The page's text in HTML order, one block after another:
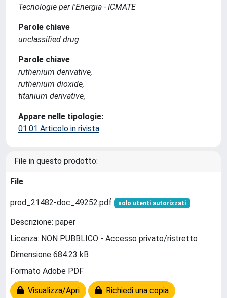
Tecnologie per l'Energia - ICMATE
Parole chiave
unclassified drug
Parole chiave
ruthenium derivative,
ruthenium dioxide,
titanium derivative,
Appare nelle tipologie:
01.01 Articolo in rivista
File in questo prodotto:
File
prod_21482-doc_49252.pdf solo utenti autorizzati
Descrizione: paper
Licenza: NON PUBBLICO - Accesso privato/ristretto
Dimensione 684.23 kB
Formato Adobe PDF
Visualizza/Apri Richiedi una copia